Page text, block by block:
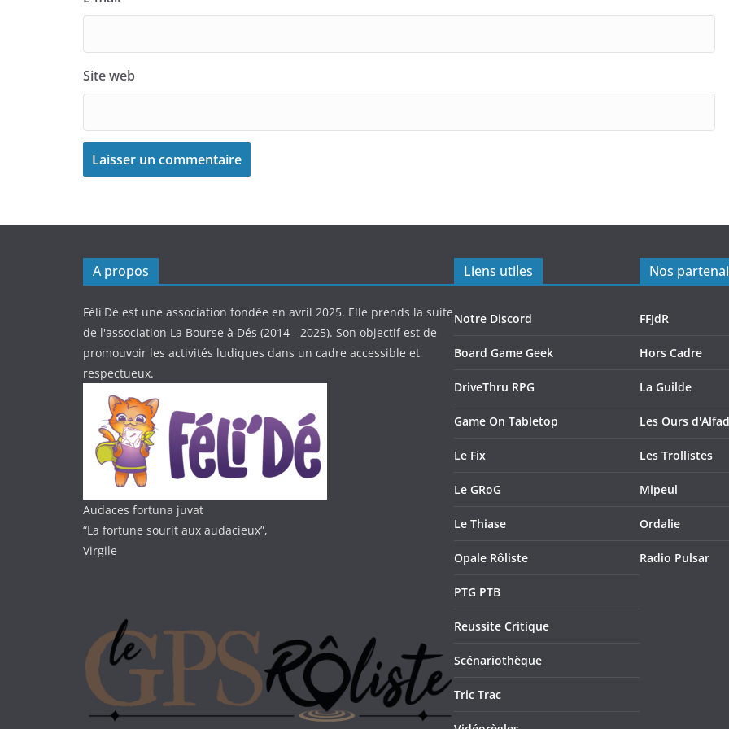
Site web
A propos
Féli'Dé est une association fondée en avril 2025. Elle prends la suite
de l'association La Bourse à Dés (2014 - 2025). Son objectif est de
promouvoir les activités ludiques dans un cadre accessible et
respectueux.
Audaces fortuna juvat
“La fortune sourit aux audacieux”,
Virgile
Liens utiles
Notre Discord
Board Game Geek
DriveThru RPG
Game On Tabletop
Le Fix
Le GRoG
Le Thiase
Opale Rôliste
PTG PTB
Reussite Critique
Scénariothèque
Tric Trac
Nos
FFJdR
Hors Cadre
La Guilde
Les Ours
Les Trollistes
Mipeul
Ordalie
Radio Pulsar